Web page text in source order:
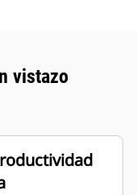
vistazo